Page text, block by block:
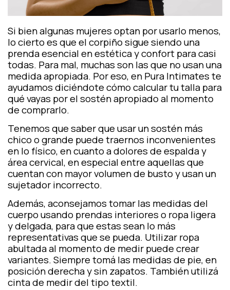
Si bien algunas mujeres optan por usarlo menos,
lo cierto es que elcorpiñosigue siendo una
prenda esencial en estética y confort para casi
todas. Para mal, muchas son las que no usan una
medida apropiada. Por eso, en Pura Intimates te
ayudamos diciéndote cómo calcular tu talla para
qué vayas por el sostén apropiado al momento
de comprarlo.
Tenemos que saber que usar un sostén más
chico o grande puede traernos inconvenientes
en lo físico, en cuanto a dolores de espalda y
área cervical, en especial entre aquellas que
cuentan con mayor volumen de busto y usan un
sujetador incorrecto.
Además, aconsejamos tomar las medidas del
cuerpo usando prendas interiores o ropa ligera
y delgada, para que estas sean lo más
representativas que se pueda. Utilizar ropa
abultada al momento de medir puede crear
variantes. Siempre tomá las medidas de pie, en
posición derecha y sin zapatos. También utilizá
cinta de medir del tipo textil.